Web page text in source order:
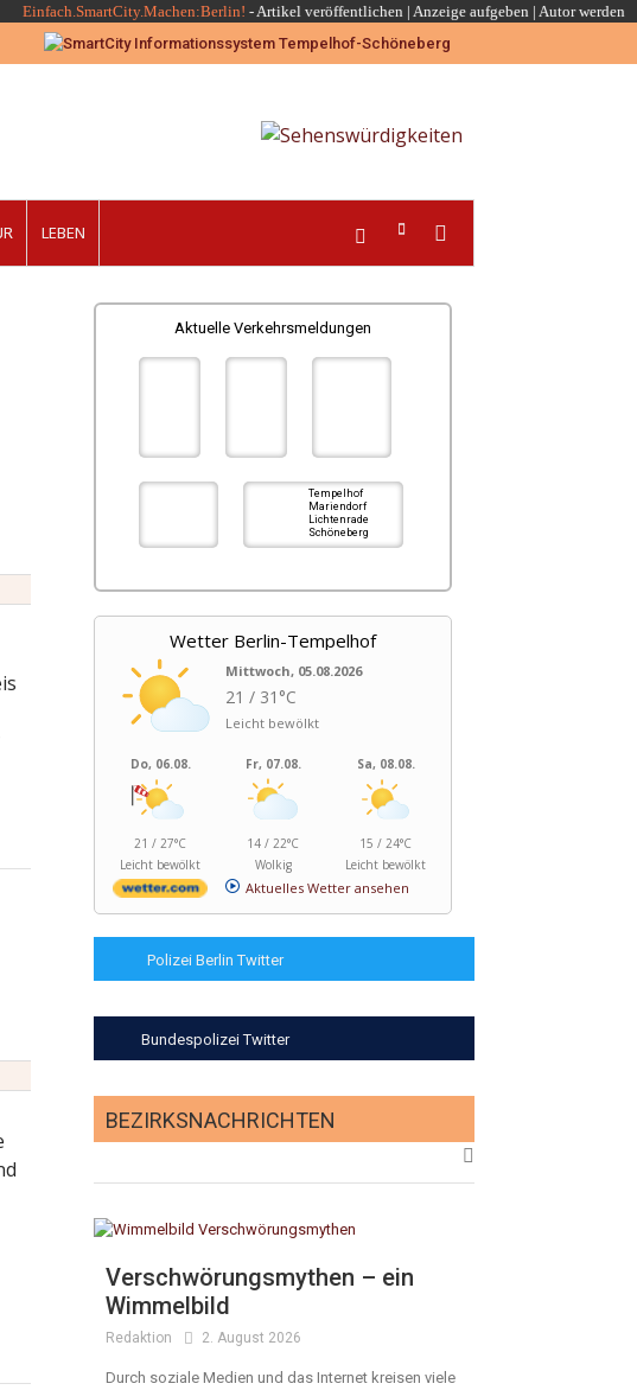
Einfach.SmartCity.Machen:Berlin! -Artikel veröffentlichen | Anzeige aufgeben | Autor werden
LEBEN
Aktuelle Verkehrsmeldungen
Tempelhof
Mariendorf
Lichtenrade
Schöneberg
Wetter Berlin-Tempelhof
Mittwoch, 05.08.2026
21 / 31°C
Leicht bewölkt
Do, 06.08.
21 / 27°C
Leicht bewölkt
Fr, 07.08.
14 / 22°C
Wolkig
Sa, 08.08.
15 / 24°C
Leicht bewölkt
Aktuelles Wetter ansehen
Polizei Berlin Twitter
Bundespolizei Twitter
BEZIRKSNACHRICHTEN
Verschwörungsmythen – ein
Wimmelbild
Redaktion 2. August 2026
Durch soziale Medien und das Internet kreisen viele